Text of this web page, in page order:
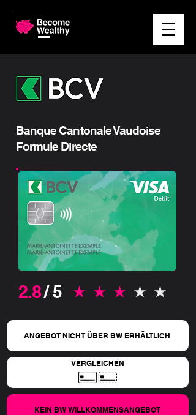
Banque Cantonale Vaudoise
Formule Directe
2.8/ 5 durchschnittliches Rating ist 2.8 von 5
ANGEBOT NICHT ÜBER BW ERHÄLTLICH
VERGLEICHEN
KEIN BW WILLKOMMENSANGEBOT